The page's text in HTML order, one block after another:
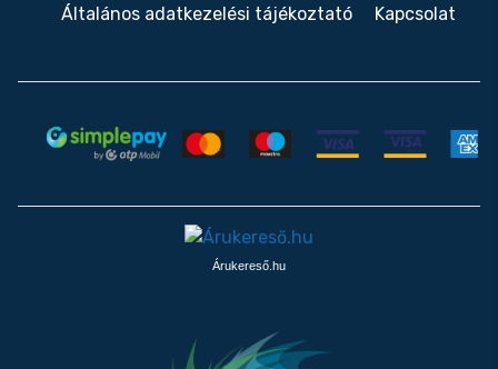
Általános adatkezelési tájékoztató
Kapcsolat
Árukereső.hu